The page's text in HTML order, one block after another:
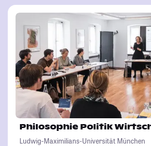
Philosophie Politik
Ludwig-Maximilians-Universität München